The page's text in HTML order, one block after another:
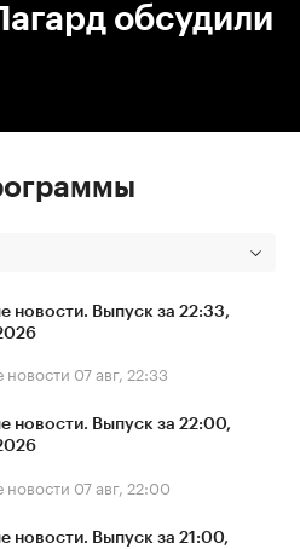
обсудили
новости. Выпуск за 22:33,
новости 07 авг, 22:33
новости. Выпуск за 22:00,
новости 07 авг, 22:00
новости. Выпуск за 21:00,